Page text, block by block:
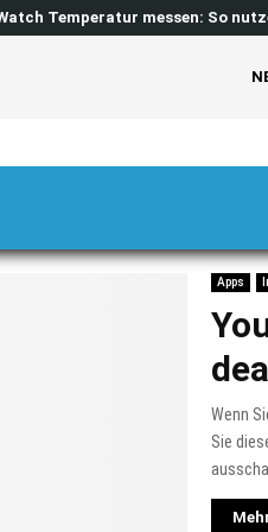
Temperatur messen: So
Apps
Wenn
Sie